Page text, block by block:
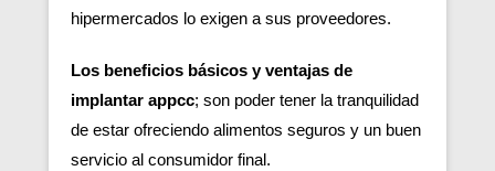
hipermercados lo exigen a sus proveedores.
Los beneficios básicos y ventajas de
implantar appcc; son poder tener la tranquilidad
de estar ofreciendo alimentos seguros y un buen
servicio al consumidor final.